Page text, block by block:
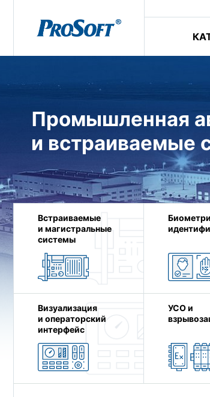
Промышленная
и встраиваемые
с регулярно
оборудования:
продукции
Встраиваемые
и магистральные
системы
Визуализация
и операторский
интерфейс
УСО и